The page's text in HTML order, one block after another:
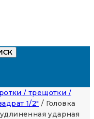
/ трещотки /
1/2" / Головка
ударная